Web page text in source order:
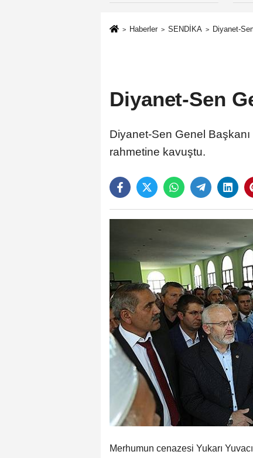
Haberler SENDİKA Diyanet-
Diyanet-Sen
Diyanet-Sen Genel Başkanı
rahmetine kavuştu.
Merhumun cenazesi Yukarı